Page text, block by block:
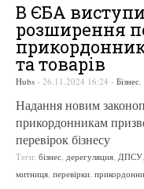
В ЄБА
розширення
та товарів
Hubs - 26.11.2024 16:24 - Бізнес,
Надання новим
прикордонникам
перевірок бізнесу
Теги: бізнес, дерегуляция, ДПСУ,
митниця, перевірки,